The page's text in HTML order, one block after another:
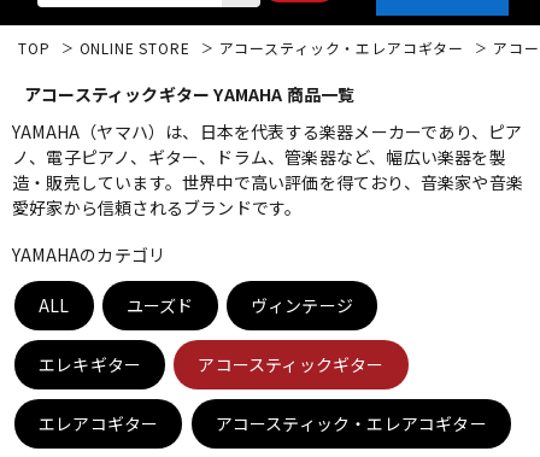
エレキギター アコギ/エレアコ
ドラム パーカッション
キーボード 電子ピアノ
TOP ONLINE STORE アコースティック・エレアコギター アコ
アコースティックギター YAMAHA 商品一覧
YAMAHA（ヤマハ）は、日本を代表する楽器メーカーであり、ピア
ノ、電子ピアノ、ギター、ドラム、管楽器など、幅広い楽器を製
造・販売しています。世界中で高い評価を得ており、音楽家や音楽
愛好家から信頼されるブランドです。
YAMAHAのカテゴリ
ALL ユーズド ヴィンテージ
エレキギター アコースティックギター
エレアコギター アコースティック・エレアコギター